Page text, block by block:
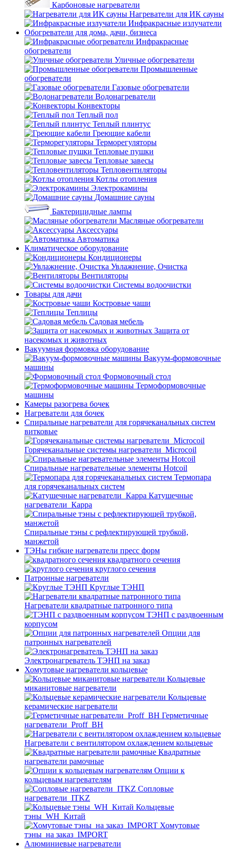
Карбоновые нагреватели
Нагреватели для ИК сауны
Инфракрасные излучатели
Обогреватели для дома, дачи, бизнеса
Инфракрасные
обогреватели
Уличные обогреватели
Промышленные
обогреватели
Газовые обогреватели
Водонагреватели
Конвекторы
Теплый пол
Теплый плинтус
Греющие кабели
Терморегуляторы
Тепловые пушки
Тепловые завесы
Тепловентиляторы
Котлы отопления
Электрокамины
Домашние сауны
Бактерицидные лампы
Масляные обогреватели
Аксессуары
Автоматика
Климатическое оборудование
Кондиционеры
Увлажнение, Очистка
Вентиляторы
Системы водоочистки
Товары для дачи
Костровые чаши
Теплицы
Садовая мебель
Защита от
насекомых и животных
Вакуумная формовка оборудование
Вакуум-формовочные
машины
Формовочный стол
Термоформовочные
машины
Камеры разогрева бочек
Нагреватели для бочек
Спиральные нагреватели для горячеканальных систем
витковые
Горячеканальные системы нагреватели_Microcoil
Спиральные нагревательные элементы Hotcoil
Термопара
для горячеканальных систем
Катушечные
нагреватели_Карра
Спиральные тэны с рефлектирующей трубкой,
манжетой
ТЭНы гибкие нагреватели пресс форм
квадратного сечения
круглого сечения
Патронные нагреватели
Круглые ТЭНП
Нагреватели квадратные патронного типа
ТЭНП с раздвоенным
корпусом
Опции для
патронных нагревателей
Электронагреватель ТЭНП на заказ
Хомутовые нагреватели кольцевые
Кольцевые
миканитовые нагреватели
Кольцевые
керамические нагреватели
Герметичные
нагреватели_Proff_BH
Нагреватели с вентилятором охлаждением кольцевые
Квадратные
нагреватели рамочные
Опции к
кольцевым нагревателям
Cопловые
нагреватели_ITKZ
Кольцевые
тэны_WH_Китай
Хомутовые
тэны_на заказ_IMPORT
Алюминиевые нагреватели